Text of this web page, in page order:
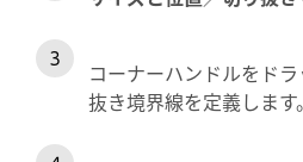
コーナーハンドルをド
抜き境界線を定義します。